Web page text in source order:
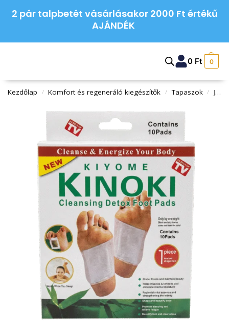
2 pár talpbetét vásárlásakor 2000 Ft értékű
AJÁNDÉK
0 Ft 0
Kezdőlap / Komfort és regeneráló kiegészítők / Tapaszok / Jinjang kinoki méregtelenítő talptapasz – 10 db